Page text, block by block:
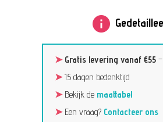
info
➤ Gratis levering vanaf €55
➤15 dagen bedenktijd
➤Bekijk de maattabel
➤Een vraag? Contacteer ons